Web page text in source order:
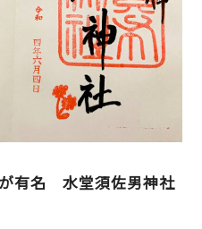
有名 水堂須佐男神社